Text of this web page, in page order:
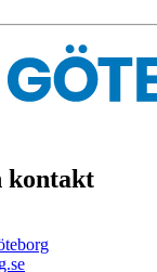
kontakt